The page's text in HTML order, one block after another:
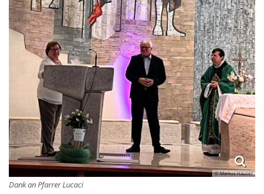
© Markus Hauser
Dank an Pfarrer Lucaci